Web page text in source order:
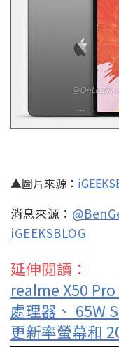
▲圖片來源：
消息來源：
iGEEKSBLOG
延伸閱讀：
realme X50
處理器、 65W
更新率螢幕和